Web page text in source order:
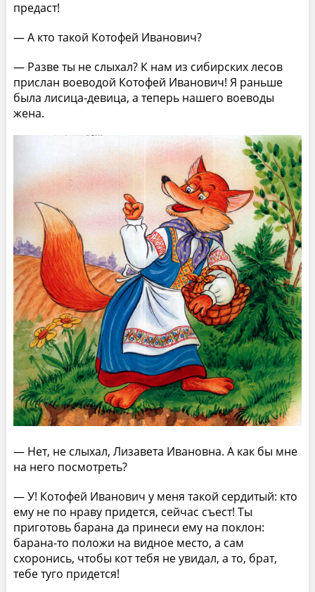
предаст!
— А кто такой Котофей Иванович?
— Разве ты не слыхал? К нам из сибирских лесов
прислан воеводой Котофей Иванович! Я раньше
была лисица-девица, а теперь нашего воеводы
жена.
— Нет, не слыхал, Лизавета Ивановна. А как бы мне
на него посмотреть?
— У! Котофей Иванович у меня такой сердитый: кто
ему не по нраву придется, сейчас съест! Ты
приготовь барана да принеси ему на поклон:
барана-то положи на видное место, а сам
схоронись, чтобы кот тебя не увидал, а то, брат,
тебе туго придется!